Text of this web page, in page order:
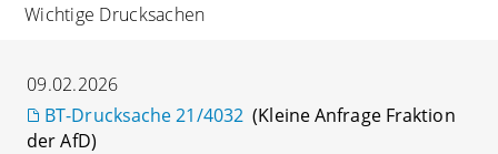
Wichtige Drucksachen
09.02.2026
BT-Drucksache 21/4032 (Kleine Anfrage Fraktion
der AfD)